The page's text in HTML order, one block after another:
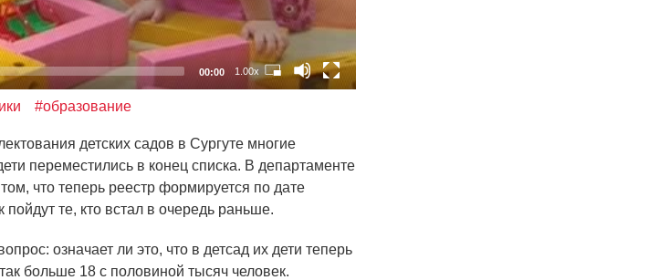
00:00 1.00x
#образование
детских садов в Сургуте многие
переместились в конец списка. В департаменте
что теперь реестр формируется по дате
те, кто встал в очередь раньше.
означает ли это, что в детсад их дети теперь
больше 18 с половиной тысяч человек.